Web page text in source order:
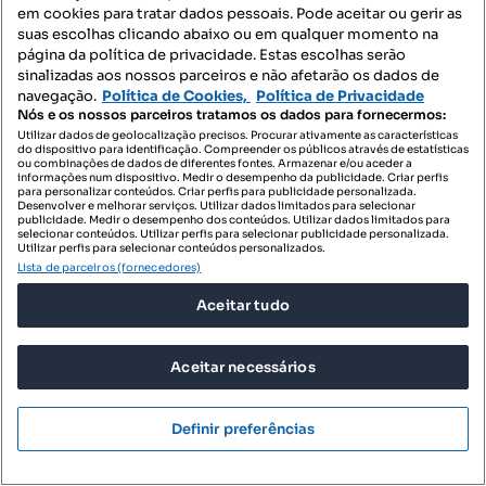
Preço sob consulta
Apartamento T3 para venda
Rua de São Sebastião, Mirandela, Mirandela, Bragança
Tipologia
T3
Preço por metro quadrado
165.35 m²
Andar 3 andar
Profissional
em cookies para tratar dados pessoais. Pode aceitar ou gerir as
suas escolhas clicando abaixo ou em qualquer momento na
página da política de privacidade. Estas escolhas serão
sinalizadas aos nossos parceiros e não afetarão os dados de
navegação. Política de Cookies, Política de Privacidade
Nós e os nossos parceiros tratamos os dados para fornecermos:
Utilizar dados de geolocalização precisos. Procurar ativamente as características
do dispositivo para identificação. Compreender os públicos através de estatísticas
ou combinações de dados de diferentes fontes. Armazenar e/ou aceder a
informações num dispositivo. Medir o desempenho da publicidade. Criar perfis
para personalizar conteúdos. Criar perfis para publicidade personalizada.
Desenvolver e melhorar serviços. Utilizar dados limitados para selecionar
publicidade. Medir o desempenho dos conteúdos. Utilizar dados limitados para
selecionar conteúdos. Utilizar perfis para selecionar publicidade personalizada.
Utilizar perfis para selecionar conteúdos personalizados.
Lista de parceiros (fornecedores)
Aceitar tudo
Aceitar necessários
Definir preferências